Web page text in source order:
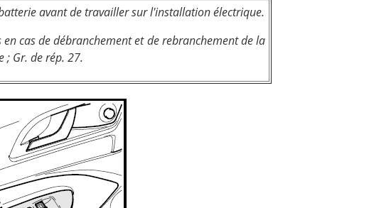
avant de travailler sur l'installation électrique.
cas de débranchement et de rebranchement de la
; Gr. de rép. 27.